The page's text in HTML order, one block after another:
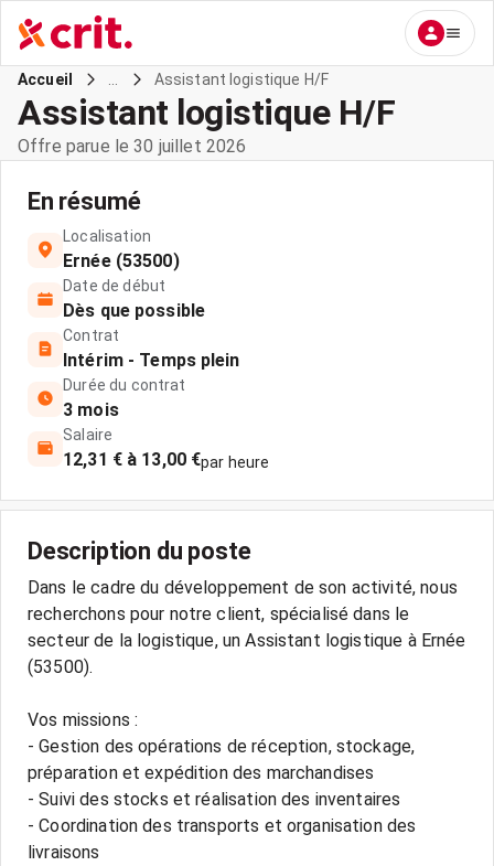
Accueil Assistant logistique H/F
Assistant logistique H/F
Offre parue le 30 juillet 2026
En résumé
Localisation
Ernée (53500)
Date de début
Dès que possible
Contrat
Intérim - Temps plein
Durée du contrat
3 mois
Salaire
12,31 € à 13,00 €par heure
Description du poste
Dans le cadre du développement de son activité, nous
recherchons pour notre client, spécialisé dans le
secteur de la logistique, un Assistant logistique à Ernée
(53500).
Vos missions :
- Gestion des opérations de réception, stockage,
préparation et expédition des marchandises
- Suivi des stocks et réalisation des inventaires
- Coordination des transports et organisation des
livraisons